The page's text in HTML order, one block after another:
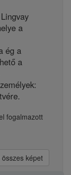
a
ég a
a
fogalmazott
képet